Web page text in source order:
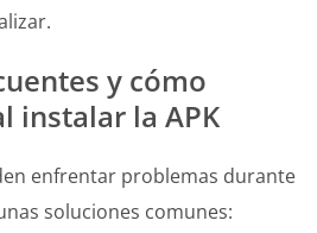
y cómo
instalar la APK
enfrentar problemas durante
soluciones comunes: